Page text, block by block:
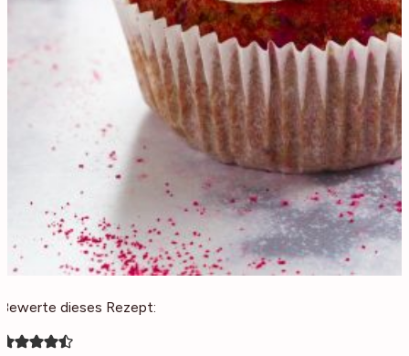
Bewerte dieses Rezept: